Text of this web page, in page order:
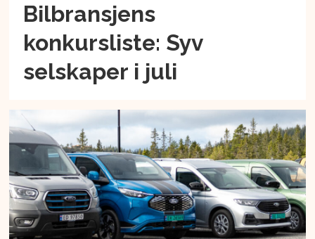
Bilbransjens
konkursliste: Syv
selskaper i juli